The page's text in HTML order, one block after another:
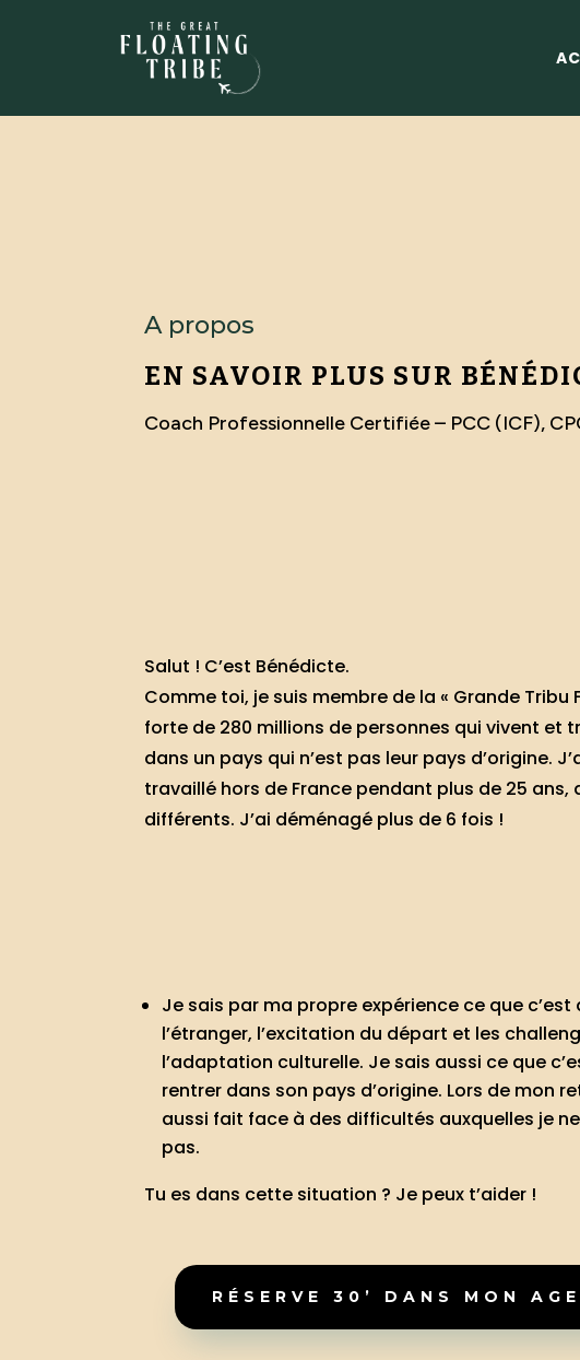
A propos
EN SAVOIR PLUS SUR
Coach Professionnelle Certifiée – PCC (ICF),
Salut ! C’est Bénédicte.
Comme toi, je suis membre de la « Grande Tribu
forte de 280 millions de personnes qui vivent et
dans un pays qui n’est pas leur pays d’origine.
travaillé hors de France pendant plus de 25 ans,
différents. J’ai déménagé plus de 6 fois !
Je sais par ma propre expérience ce que c’est
l’étranger, l’excitation du départ et les
l’adaptation culturelle. Je sais aussi ce que
rentrer dans son pays d’origine. Lors de mon
aussi fait face à des difficultés auxquelles je
pas.
Tu es dans cette situation ? Je peux t’aider !
RÉSERVE 30’ DANS MON